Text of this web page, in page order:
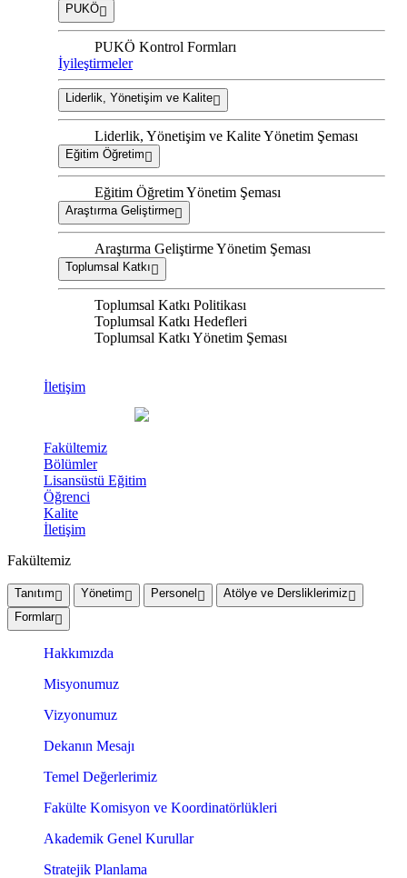
PUKÖ
PUKÖ Kontrol Formları
İyileştirmeler
Liderlik, Yönetişim ve Kalite
Liderlik, Yönetişim ve Kalite Yönetim Şeması
Eğitim Öğretim
Eğitim Öğretim Yönetim Şeması
Araştırma Geliştirme
Araştırma Geliştirme Yönetim Şeması
Toplumsal Katkı
Toplumsal Katkı Politikası
Toplumsal Katkı Hedefleri
Toplumsal Katkı Yönetim Şeması
İletişim
Fakültemiz
Bölümler
Lisansüstü Eğitim
Öğrenci
Kalite
İletişim
Fakültemiz
Tanıtım Yönetim Personel
Atölye ve Dersliklerimiz
Formlar
Hakkımızda
Misyonumuz
Vizyonumuz
Dekanın Mesajı
Temel Değerlerimiz
Fakülte Komisyon ve Koordinatörlükleri
Akademik Genel Kurullar
Stratejik Planlama